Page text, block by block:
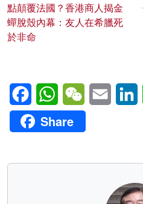
點顛覆法國？香港商人揭金
蟬脫殼內幕：友人在希臘死
於非命
FacebookWhatsAppWeChatEmail
Share